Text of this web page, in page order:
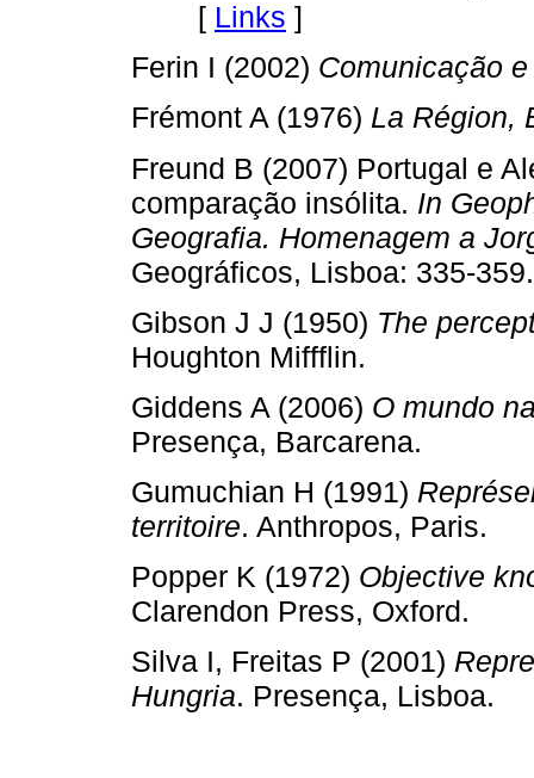
[ Links ]
Ferin I (2002) Comunicação
Frémont A (1976) La Région,
Freund B (2007) Portugal e
comparação insólita. In
Geografia. Homenagem a
Geográficos, Lisboa: 335-359.
Gibson J J (1950) The
Houghton Miffflin.
Giddens A (2006) O mundo
Presença, Barcarena.
Gumuchian H (1991)
territoire. Anthropos, Paris.
Popper K (1972) Objective
Clarendon Press, Oxford.
Silva I, Freitas P (2001)
Hungria. Presença, Lisboa.